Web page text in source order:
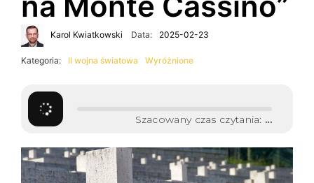
Karol Kwiatkowski Data: 2025-02-23
Kategoria: II wojna światowa Wyróżnione
Szacowany czas czytania: ...